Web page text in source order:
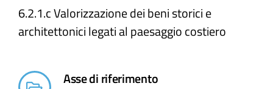
6.2.1.c Valorizzazione dei beni storici e
architettonici legati al paesaggio costiero
Asse di riferimento